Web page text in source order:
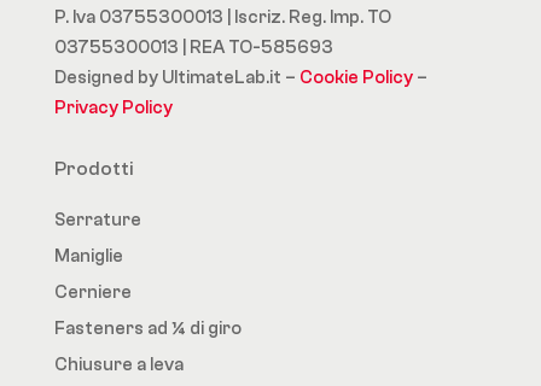
P. Iva 03755300013 | Iscriz. Reg. Imp. TO
03755300013 | REA TO-585693
Designed by UltimateLab.it – Cookie Policy–
Privacy Policy
Prodotti
Serrature
Maniglie
Cerniere
Fasteners ad ¼ di giro
Chiusure a leva